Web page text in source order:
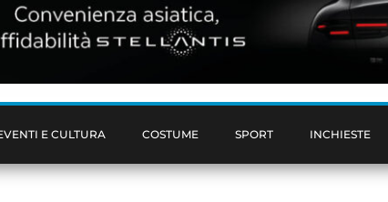
E CULTURA COSTUME SPORT INCHIESTE